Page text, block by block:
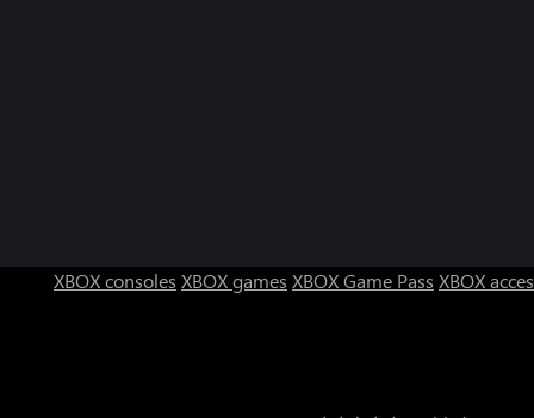
XBOX consoles XBOX games XBOX Game Pass XBOX